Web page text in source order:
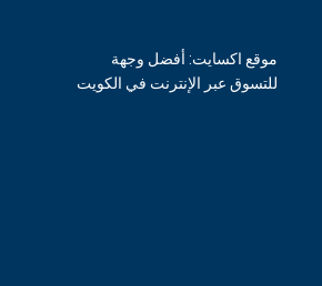
موقع اكسايت: أفضل وجهة
للتسوق عبر الإنترنت في الكويت